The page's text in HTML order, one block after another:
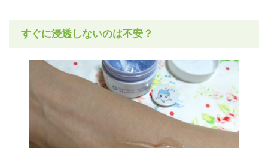
すぐに浸透しないのは不安？